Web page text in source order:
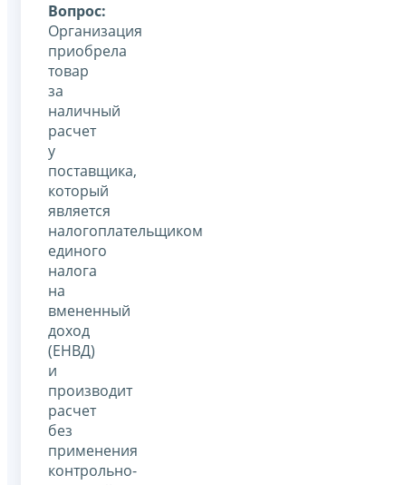
Вопрос:
Организация
приобрела
товар
за
наличный
расчет
у
поставщика,
который
является
налогоплательщиком
единого
налога
на
вмененный
доход
(ЕНВД)
и
производит
расчет
без
применения
контрольно-